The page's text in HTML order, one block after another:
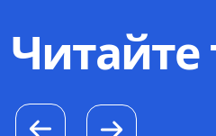
Читайте